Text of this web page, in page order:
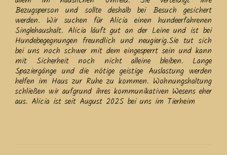
Bezugsperson und sollte deshalb bei Besuch gesichert
werden. Wir suchen für Alicia einen hundeerfahrenen
Singlehaushalt. Alicia läuft gut an der Leine und ist bei
Hundebegegnungen freundlich und neugierig.Sie tut sich
bei uns noch schwer mit dem eingesperrt sein und kann
mit Sicherheit noch nicht alleine bleiben. Lange
Spaziergänge und die nötige geistige Auslastung werden
helfen im Haus zur Ruhe zu kommen. Wohnungshaltung
schließen wir aufgrund ihres kommunikativen Wesens eher
aus. Alicia ist seit August 2025 bei uns im Tierheim